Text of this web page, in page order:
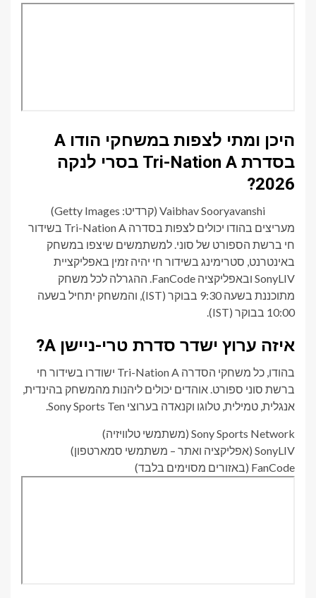
היכן ומתי לצפות במשחקי הודו A
בסדרת Tri-Nation A בסרי לנקה
2026?
Vaibhav Sooryavanshi (קרדיט: Getty Images)
מעריצים בהודו יכולים לצפות בסדרה Tri-Nation A בשידור
חי ברשת הספורט של סוני. למשתמשים שיצפו במשחק
באינטרנט, סטרימינג בשידור חי יהיה זמין באפליקציית
SonyLIV ובאפליקציה FanCode. ההגרלה לכל משחק
מתוכננת בשעה 9:30 בבוקר (IST), והמשחק יתחיל בשעה
10:00 בבוקר (IST).
איזה ערוץ ישדר סדרת טרי-ניישן A?
בהודו, כל משחקי הסדרה Tri-Nation A ישודרו בשידור חי
ברשת סוני ספורט. אוהדים יכולים ליהנות מהמשחק בהינדית,
אנגלית, טמילית, טלוגו וקנאדה בערוצי Sony Sports Ten.
Sony Sports Network (משתמשי טלוויזיה)
SonyLIV (אפליקציה ואתר – משתמשי סמארטפון)
FanCode (באזורים מסוימים בלבד)